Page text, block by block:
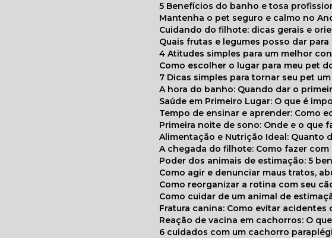
5 Benefícios do banho e tosa
Mantenha o pet seguro e calmo no
Cuidando do filhote: dicas gerais e
Quais frutas e legumes posso dar para
4 Atitudes simples para um melhor
Como escolher o lugar para meu pet
7 Dicas simples para tornar seu pet
A hora do banho: Quando dar o
Saúde em Primeiro Lugar: O que é
Tempo de ensinar e aprender: Como
Primeira noite de sono: Onde e o
Alimentação e Nutrição Ideal:
A chegada do filhote: Como fazer
Poder dos animais de estimação: 5
Como agir e denunciar maus tratos,
Como reorganizar a rotina com seu
Como cuidar de um animal de
Fratura canina: Como evitar
Reação de vacina em cachorros: O
6 cuidados com um cachorro